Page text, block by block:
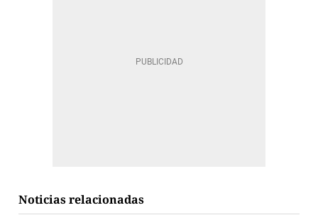
Noticias relacionadas